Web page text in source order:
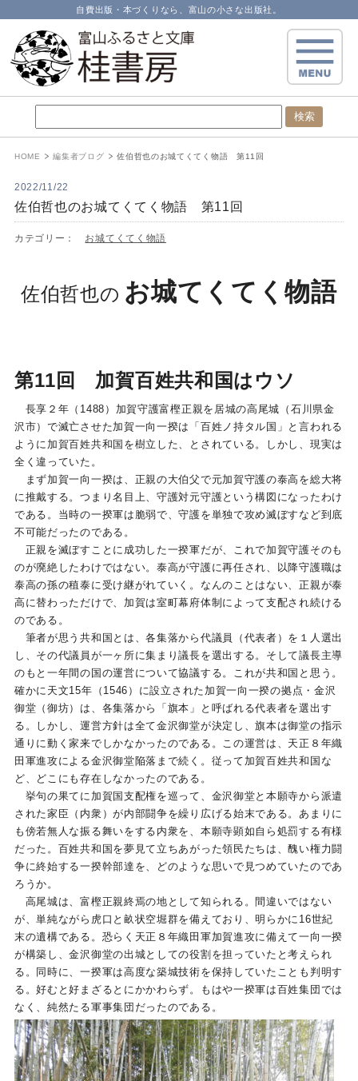
自費出版・本づくりなら、富山の小さな出版社。
HOME 編集者ブログ 佐伯哲也のお城てくてく物語 第11回
2022/11/22
佐伯哲也のお城てくてく物語 第11回
カテゴリー： お城てくてく物語
佐伯哲也の お城てくてく物語
第11回 加賀百姓共和国はウソ
長享２年（1488）加賀守護富樫正親を居城の高尾城（石川県金
沢市）で滅亡させた加賀一向一揆は「百姓ノ持タル国」と言われる
ように加賀百姓共和国を樹立した、とされている。しかし、現実は
全く違っていた。
まず加賀一向一揆は、正親の大伯父で元加賀守護の泰高を総大将
に推戴する。つまり名目上、守護対元守護という構図になったわけ
である。当時の一揆軍は脆弱で、守護を単独で攻め滅ぼすなど到底
不可能だったのである。
正親を滅ぼすことに成功した一揆軍だが、これで加賀守護そのも
のが廃絶したわけではない。泰高が守護に再任され、以降守護職は
泰高の孫の稙泰に受け継がれていく。なんのことはない、正親が泰
高に替わっただけで、加賀は室町幕府体制によって支配され続ける
のである。
筆者が思う共和国とは、各集落から代議員（代表者）を１人選出
し、その代議員が一ヶ所に集まり議長を選出する。そして議長主導
のもと一年間の国の運営について協議する。これが共和国と思う。
確かに天文15年（1546）に設立された加賀一向一揆の拠点・金沢
御堂（御坊）は、各集落から「旗本」と呼ばれる代表者を選出す
る。しかし、運営方針は全て金沢御堂が決定し、旗本は御堂の指示
通りに動く家来でしかなかったのである。この運営は、天正８年織
田軍進攻による金沢御堂陥落まで続く。従って加賀百姓共和国な
ど、どこにも存在しなかったのである。
挙句の果てに加賀国支配権を巡って、金沢御堂と本願寺から派遣
された家臣（内衆）が内部闘争を繰り広げる始末である。あまりに
も傍若無人な振る舞いをする内衆を、本願寺顕如自ら処罰する有様
だった。百姓共和国を夢見て立ちあがった領民たちは、醜い権力闘
争に終始する一揆幹部達を、どのような思いで見つめていたのであ
ろうか。
高尾城は、富樫正親終焉の地として知られる。間違いではない
が、単純ながら虎口と畝状空堀群を備えており、明らかに16世紀
末の遺構である。恐らく天正８年織田軍加賀進攻に備えて一向一揆
が構築し、金沢御堂の出城としての役割を担っていたと考えられ
る。同時に、一揆軍は高度な築城技術を保持していたことも判明す
る。好むと好まざるとにかかわらず。もはや一揆軍は百姓集団では
なく、純然たる軍事集団だったのである。